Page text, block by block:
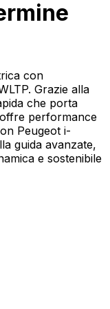
con
Grazie alla
che porta
performance
Peugeot i-
guida avanzate,
e sostenibile